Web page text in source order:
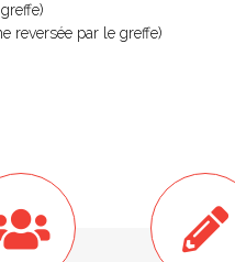
reversée par le greffe)